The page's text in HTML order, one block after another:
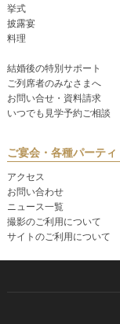
挙式
披露宴
料理
結婚後の特別サポート
ご列席者のみなさまへ
お問い合せ・資料請求
いつでも見学予約ご相談
ご宴会・各種パーティ
アクセス
お問い合わせ
ニュース一覧
撮影のご利用について
サイトのご利用について